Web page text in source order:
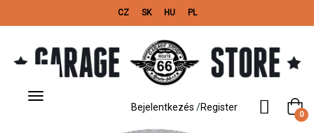
CZ SK HU PL
Bejelentkezés /Register
0
Toggle